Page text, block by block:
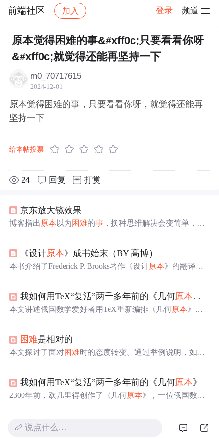
前端社区 加入 登录 频道
社区 前端社区 感慨 帖子详情
原本觉得困难的事&#xff0c;只要看看你呀
&#xff0c;就觉得还能再坚持一下
m0_70717615
2024-12-01
原本觉得困难的事，只要看看你呀，就觉得还能再
坚持一下
给本帖投票
24 回复 打赏
京东放大镜效果
博客指出 原本 以为困难的事 ，换种思维解决会变简单，以
《设计原本》成书始末（BY 高博）
本书介绍了Frederick P. Brooks著作《设计原本》的翻译经
我如何用TeX“复活”两千多年前的《几何原本》？
本文讲述俄国数学爱好者用TeX重新编排《几何原本》。
趣特征，最后讲了翻译成俄语找错及后续计划，如应用工
具到更实用内容，资料可在Github获取。
困难是相对的
本文探讨了面对困难时的态度转变。通过举例说明，如早
来。文章鼓励读者寻找行动背后的真正动力。
我如何用TeX“复活”两千多年前的《几何原本》
2300年前，欧几里得创作了《几何原本》，一位俄国数学
具进行几何图形绘制的过程。
说点什么…